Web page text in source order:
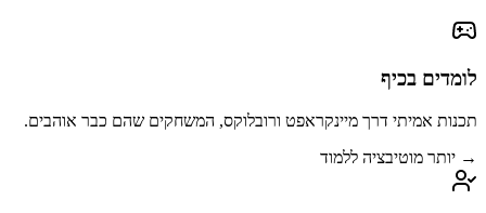
לומדים בכיף
תכנות אמיתי דרך מיינקראפט ורובלוקס, המשחקים שהם כבר אוהבים.
→ יותר מוטיבציה ללמוד